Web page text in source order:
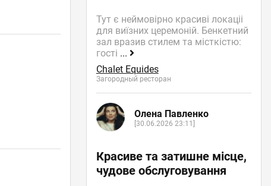
Тут є неймовірно красиві локаціі
для виїзних церемоній. Бенкетний
зал вразив стилем та місткістю:
гості ...
Chalet Equides
Загородный ресторан
Олена Павленко
[30.06.2026 23:11]
Красиве та затишне місце,
чудове обслуговування